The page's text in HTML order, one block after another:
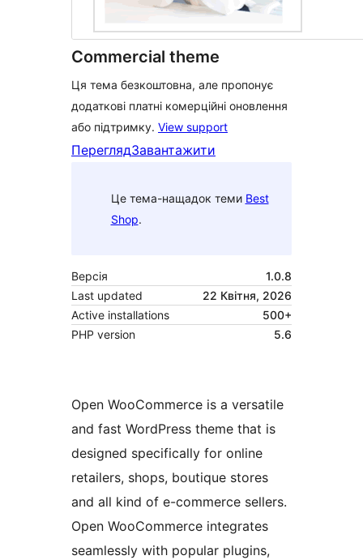
Commercial theme
Ця тема безкоштовна, але пропонує
додаткові платні комерційні оновлення
або підтримку. View support
ПереглядЗавантажити
Це тема-нащадок теми Best
Shop.
Версія
1.0.8
Last updated
22 Квітня, 2026
Active installations
500+
PHP version
5.6
Open WooCommerce is a versatile
and fast WordPress theme that is
designed specifically for online
retailers, shops, boutique stores
and all kind of e-commerce sellers.
Open WooCommerce integrates
seamlessly with popular plugins,